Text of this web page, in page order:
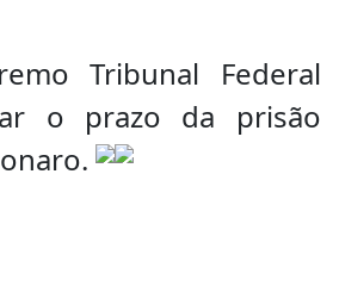
Tribunal Federal
o prazo da prisão